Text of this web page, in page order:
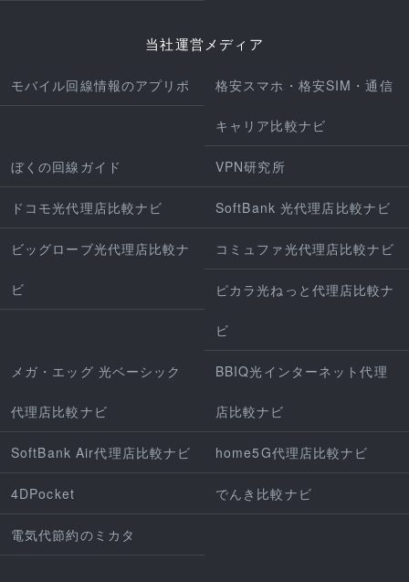
当社運営メディア
モバイル回線情報のアプリポ 格安スマホ・格安SIM・通信
キャリア比較ナビ
ぼくの回線ガイド VPN研究所
ドコモ光代理店比較ナビ SoftBank 光代理店比較ナビ
ビッグローブ光代理店比較ナ
ビ
コミュファ光代理店比較ナビ
ピカラ光ねっと代理店比較ナ
ビ
メガ・エッグ 光ベーシック
代理店比較ナビ
BBIQ光インターネット代理
店比較ナビ
SoftBank Air代理店比較ナビ home5G代理店比較ナビ
4DPocket でんき比較ナビ
電気代節約のミカタ